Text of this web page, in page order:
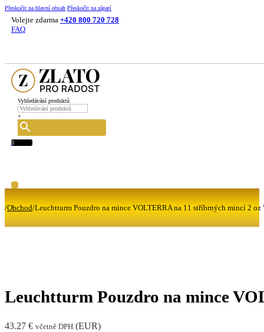
Přeskočit na hlavní obsah Přeskočit na zápatí
Volejte zdarma +420 800 720 728
FAQ
Vyhledávání produktů
×
0
/Obchod/Leuchtturm Pouzdro na mince VOLTERRA na 11 stříbrných mincí 2 oz
Leuchtturm Pouzdro na mince
43.27 € včetně DPH (EUR)